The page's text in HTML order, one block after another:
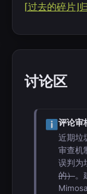
⌈过去的碎片⌋
讨论区
评论审
近期垃
审查机
误判为
的）。